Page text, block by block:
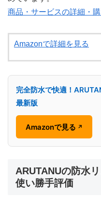
商品・サービスの詳細・
Amazonで詳細を見る
完全防水で快適！
最新版
Amazonで見る ↗
ARUTANUの防水
使い勝手評価